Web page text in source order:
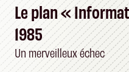
Le plan «
1985
Un merveilleux échec